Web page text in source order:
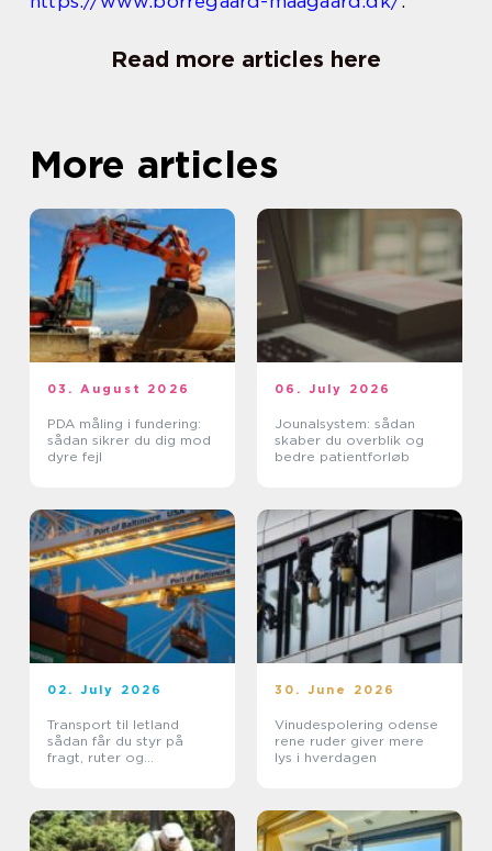
Read more articles here
More articles
03. August 2026
PDA måling i fundering:
sådan sikrer du dig mod
dyre fejl
06. July 2026
Jounalsystem: sådan
skaber du overblik og
bedre patientforløb
02. July 2026
Transport til letland
sådan får du styr på
fragt, ruter og
30. June 2026
Vinudespolering odense
rene ruder giver mere
lys i hverdagen